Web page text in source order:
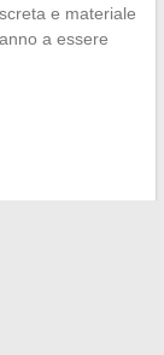
e materiale
a essere